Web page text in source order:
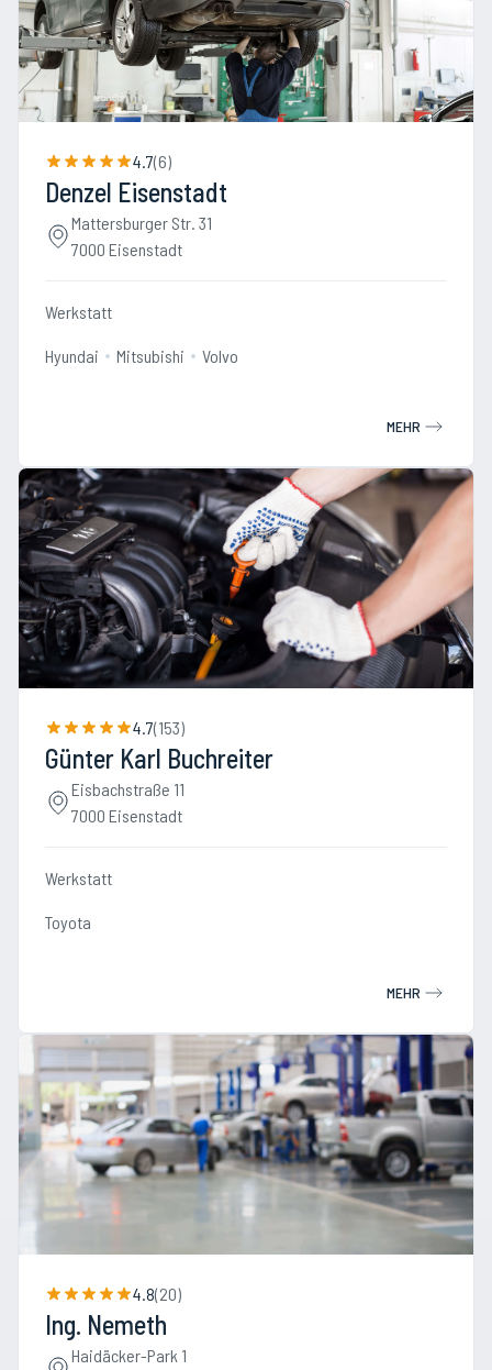
4.7(6)
Denzel Eisenstadt
Mattersburger Str. 31
7000 Eisenstadt
Werkstatt
Hyundai Mitsubishi Volvo
MEHR
4.7(153)
Günter Karl Buchreiter
Eisbachstraße 11
7000 Eisenstadt
Werkstatt
Toyota
MEHR
4.8(20)
Ing. Nemeth
Haidäcker-Park 1